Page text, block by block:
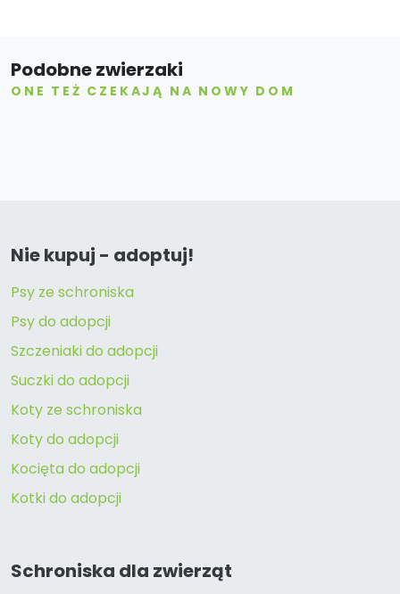
Podobne zwierzaki
ONE TEŻ CZEKAJĄ NA NOWY DOM
Nie kupuj - adoptuj!
Psy ze schroniska
Psy do adopcji
Szczeniaki do adopcji
Suczki do adopcji
Koty ze schroniska
Koty do adopcji
Kocięta do adopcji
Kotki do adopcji
Schroniska dla zwierząt